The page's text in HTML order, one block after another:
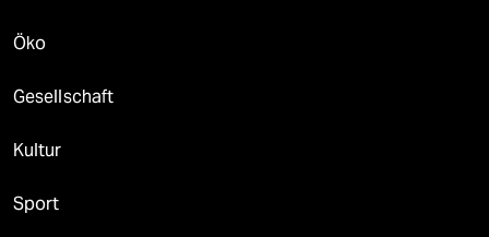
Öko
Gesellschaft
Kultur
Sport